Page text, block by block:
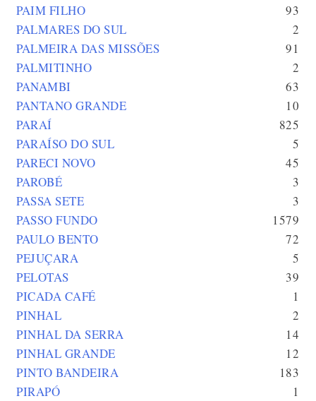
PAIM FILHO
93
PALMARES DO SUL
2
PALMEIRA DAS MISSÕES
91
PALMITINHO
2
PANAMBI
63
PANTANO GRANDE
10
PARAÍ
825
PARAÍSO DO SUL
5
PARECI NOVO
45
PAROBÉ
3
PASSA SETE
3
PASSO FUNDO
1579
PAULO BENTO
72
PEJUÇARA
5
PELOTAS
39
PICADA CAFÉ
1
PINHAL
2
PINHAL DA SERRA
14
PINHAL GRANDE
12
PINTO BANDEIRA
183
PIRAPÓ
1